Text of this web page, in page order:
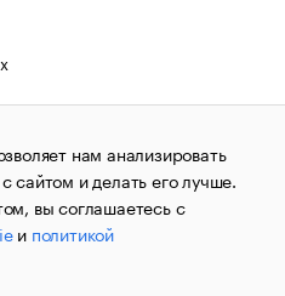
авторских прав
1995–2026.Сообщения
агентства «РБК»
службой по надзору в сфере
и массовых
за номером ИА
пометкой «РБК». Отдельные
нам анализировать
сайтом и делать его лучше.
вы соглашаетесь с
и политикой